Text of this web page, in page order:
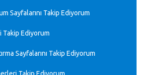
en içten sevgi saygılarımı iletin
derginin bu daldaki ödülüne layık
sonra plaketi buldum hadi bir
hocam arşivinde fotoğraf larımız ile
sunarım.Ne olur hocamın
Sayfalarını Takip Ediyorum
Ediyorum
Sayfalarını Takip Ediyorum